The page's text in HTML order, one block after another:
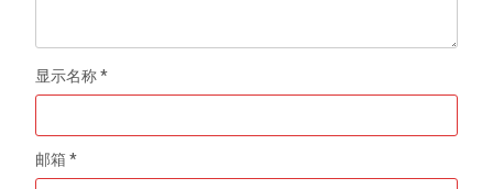
显示名称*
邮箱*